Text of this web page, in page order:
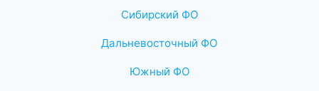
Сибирский ФО
Дальневосточный ФО
Южный ФО